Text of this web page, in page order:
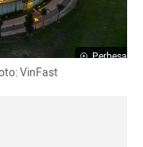
Perbesar
VinFast